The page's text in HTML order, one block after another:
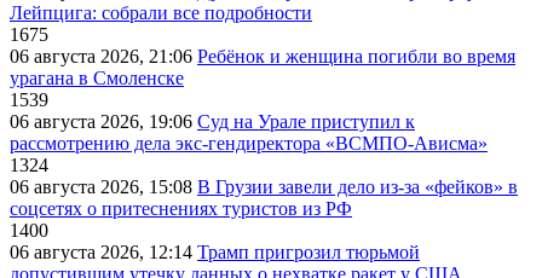
Лейпцига: собрали все подробности
1675
06 августа 2026, 21:06 Ребёнок и женщина погибли во время
урагана в Смоленске
1539
06 августа 2026, 19:06 Суд на Урале приступил к
рассмотрению дела экс-гендиректора «ВСМПО-Ависма»
1324
06 августа 2026, 15:08 В Грузии завели дело из-за «фейков» в
соцсетях о притеснениях туристов из РФ
1400
06 августа 2026, 12:14 Трамп пригрозил тюрьмой
допустившим утечку данных о нехватке ракет у США